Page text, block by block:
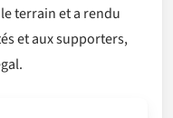
terrain et a rendu
et aux supporters,